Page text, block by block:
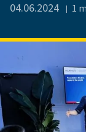
04.06.2024 1